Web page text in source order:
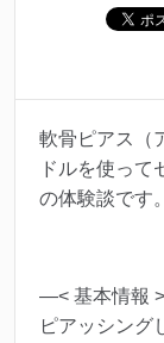
軟骨ピアス（
ドルを使って
の体験談です。
—< 基本情
ピアッシング